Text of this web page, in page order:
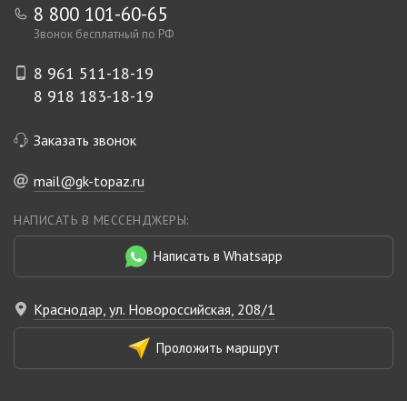
8 800 101-60-65
Звонок бесплатный по РФ
8 961 511-18-19
8 918 183-18-19
Заказать звонок
mail@gk-topaz.ru
НАПИСАТЬ В МЕССЕНДЖЕРЫ:
Написать в Whatsapp
Краснодар, ул. Новороссийская, 208/1
Проложить маршрут